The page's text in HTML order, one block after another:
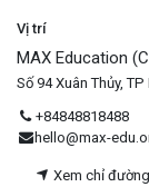
Vị trí
MAX Education
Số 94 Xuân Thủy,
+84848818488
hello@max-
Xem chỉ đường